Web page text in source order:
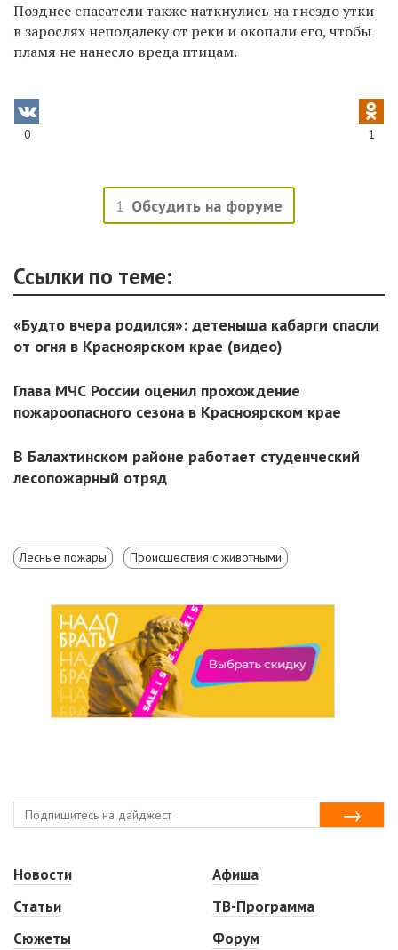
Позднее спасатели также наткнулись на гнездо утки
в зарослях неподалеку от реки и окопали его, чтобы
пламя не нанесло вреда птицам.
0 1
1 Обсудить на форуме
Ссылки по теме:
«Будто вчера родился»: детеныша кабарги спасли
от огня в Красноярском крае (видео)
Глава МЧС России оценил прохождение
пожароопасного сезона в Красноярском крае
В Балахтинском районе работает студенческий
лесопожарный отряд
Лесные пожары Происшествия с животными
Новости
Статьи
Сюжеты
Афиша
ТВ-Программа
Форум